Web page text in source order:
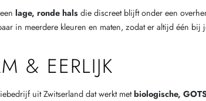
lage, ronde hals die discreet blijft onder een
in meerdere kleuren en maten, zodat er altijd één bij
& EERLIJK
uit Zwitserland dat werkt metbiologische,